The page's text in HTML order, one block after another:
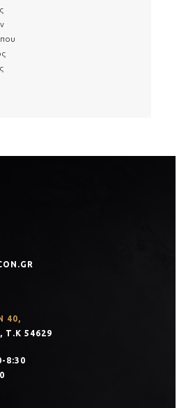
40,
Τ.Κ 54629
8:30